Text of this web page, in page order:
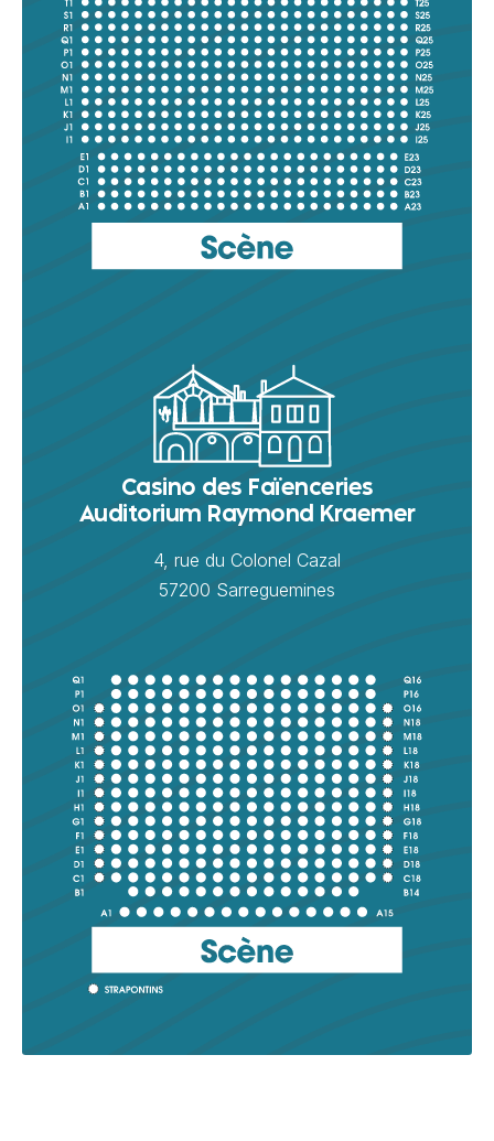
Casino des Faïenceries
Auditorium Raymond Kraemer
4, rue du Colonel Cazal
57200 Sarreguemines